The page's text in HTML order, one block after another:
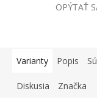
OPÝTAŤ
Varianty Popis
Diskusia Značka